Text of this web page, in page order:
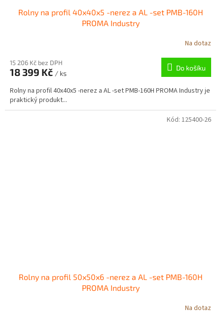
Rolny na profil 40x40x5 -nerez a AL -set PMB-160H
PROMA Industry
Na dotaz
15 206 Kč bez DPH
18 399 Kč / ks
Do košíku
Rolny na profil 40x40x5 -nerez a AL -set PMB-160H PROMA Industry je
praktický produkt...
Rolny na profil 50x50x6 -nerez a AL -set PMB-160H
PROMA Industry
Na dotaz
Kód: 125400-26